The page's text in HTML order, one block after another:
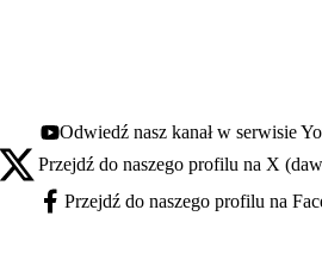
Youtube - otwiera się w nowej karcie
Odwiedź nasz kanał w serwisie
X - otwiera się w nowej karcie
Przejdź do naszego profilu na X
Facebook - otwiera się w nowej karcie
Przejdź do naszego profilu na